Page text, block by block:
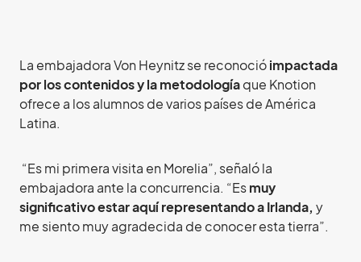
La embajadora Von Heynitz se reconocióimpactada
por los contenidos y la metodologíaque Knotion
ofrece a los alumnos de varios países de América
Latina.
“Es mi primera visita en Morelia”, señaló la
embajadora ante la concurrencia. “Esmuy
significativo estar aquí representando a Irlanda, y
me siento muy agradecida de conocer esta tierra”.